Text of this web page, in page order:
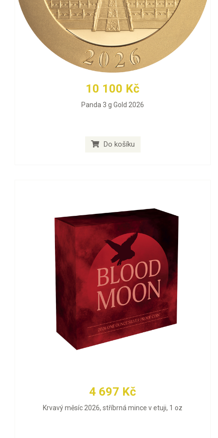
10 100 Kč
Panda 3 g Gold 2026
Do košíku
4 697 Kč
Krvavý měsíc 2026, stříbrná mince v etuji, 1 oz